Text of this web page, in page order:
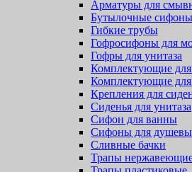
Арматуры для
Бутылочные сифоны
Гибкие трубы
Гофросифоны для
Гофры для унитаза
Комплектующие для
Комплектующие
Крепления для
Сиденья для унитаза
Сифон для ванны
Сифоны для
Сливные бачки
Трапы